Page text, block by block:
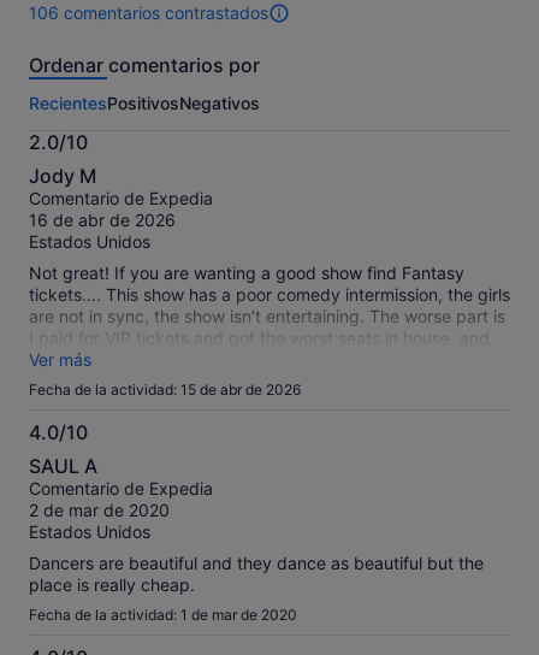
106 comentarios contrastados
106 comentarios
esta
Más
información
sobre
nuestros
comentarios
contrastados.
Ordenar comentarios por
RecientesPositivosNegativos
2.0/10
2.0
sobre
10
Jody M
Comentario de Expedia
16 de abr de 2026
Estados Unidos
Not great! If you are wanting a good show find Fantasy
tickets…. This show has a poor comedy intermission, the girls
are not in sync, the show isn’t entertaining. The worse part is
I paid for VIP tickets and got the worst seats in house, and
when I tried to talk with a employee about better seats
because I pad for VIP- I meet two of the most rude people
for any other Ceaser X shows I’ll just go back to Fantasy with
MGM 100 times.
Ver más
Fecha de la actividad: 15 de abr de 2026
4.0/10
4.0
sobre
10
SAUL A
Comentario de Expedia
2 de mar de 2020
Estados Unidos
Dancers are beautiful and they dance as beautiful but the
place is really cheap.
Fecha de la actividad: 1 de mar de 2020